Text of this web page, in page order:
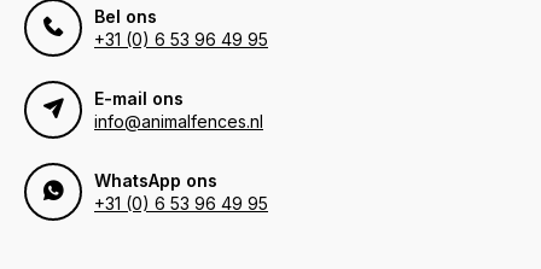
Bel ons
+31 (0) 6 53 96 49 95
E-mail ons
info@animalfences.nl
WhatsApp ons
+31 (0) 6 53 96 49 95